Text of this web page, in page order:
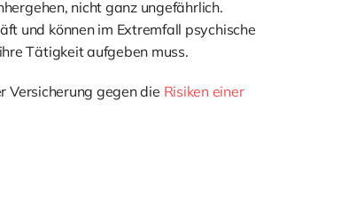
nicht ganz ungefährlich.
und können im Extremfall psychische
Tätigkeit aufgeben muss.
Versicherung gegen die Risiken einer